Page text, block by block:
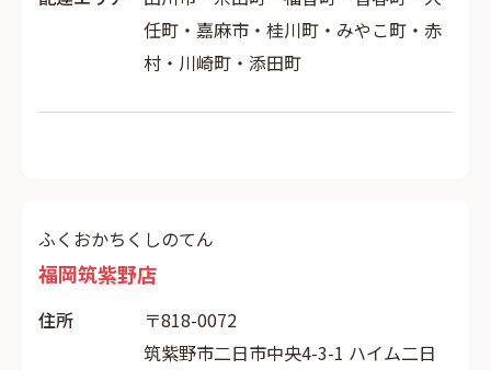
任町・嘉麻市・桂川町・みやこ町・赤
村・川崎町・添田町
ふくおかちくしのてん
福岡筑紫野店
住所
〒818-0072
筑紫野市二日市中央4-3-1 ハイム二日